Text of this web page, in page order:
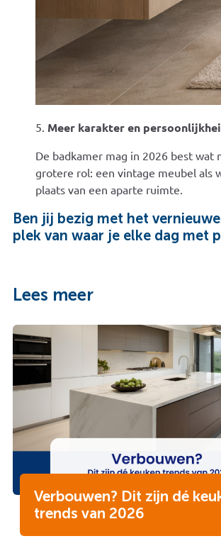
5. Meer karakter en
De badkamer mag in 2026 best
grotere rol: een vintage meubel als
plaats van een aparte ruimte.
Ben jij bezig met het
plek van waar je elke dag met
Lees meer
Verbouwen? Dit zijn dé
trends van 2026